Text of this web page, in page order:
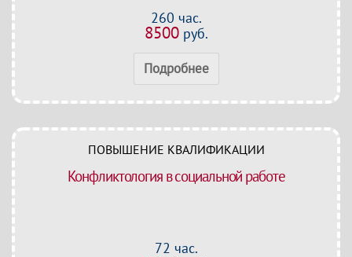
260 час.
8500руб.
Подробнее
ПОВЫШЕНИЕ КВАЛИФИКАЦИИ
Конфликтология в социальной работе
72 час.